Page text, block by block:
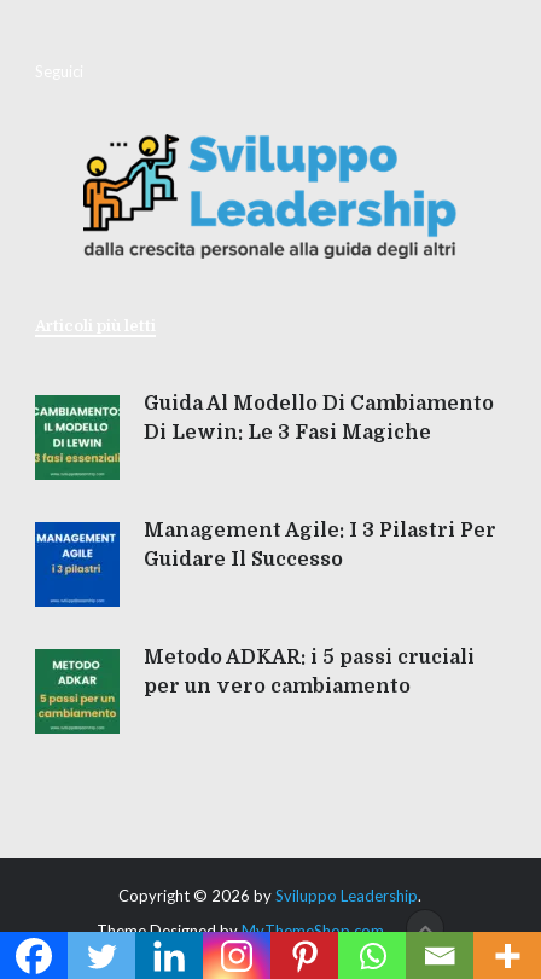
Guida Al Modello Di Cambiamento
Di Lewin: Le 3 Fasi Magiche
Management Agile: I 3 Pilastri Per
Guidare Il Successo
Metodo ADKAR: i 5 passi cruciali
per un vero cambiamento
Copyright © 2026 bySviluppo Leadership.
Theme Designed byMyThemeShop.com